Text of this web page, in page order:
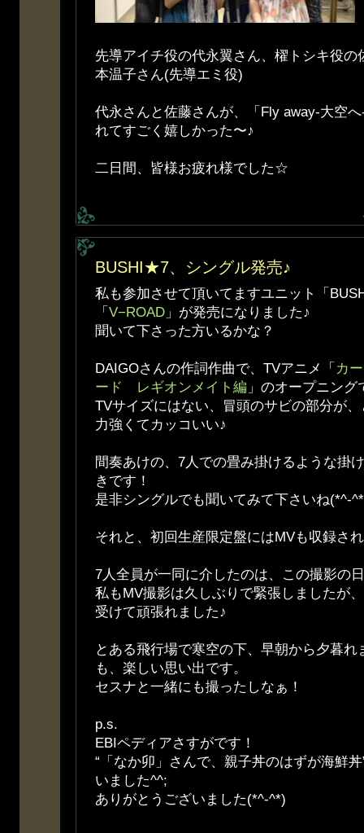
先導アイチ役の代永翼さん、櫂トシキ役の
本温子さん(先導エミ役)
代永さんと佐藤さんが、「Fly away-大空
れてすごく嬉しかった〜♪
二日間、皆様お疲れ様でした☆
BUSHI★7、シングル発売♪
私も参加させて頂いてますユニット「
「 V−ROAD 」が発売になりました♪
聞いて下さった方いるかな？
DAIGOさんの作詞作曲で、TVアニメ「 カ
ード レギオンメイト編 」のオープニング
TVサイズにはない、冒頭のサビの部分が
力強くてカッコいい♪
間奏あけの、7人での畳み掛けるような掛
きです！
是非シングルでも聞いてみて下さいね(*^-
それと、初回生産限定盤にはMVも収録さ
7人全員が一同に介したのは、この撮影の
私もMV撮影は久しぶりで緊張しましたが
受けて頑張れました♪
とある飛行場で寒空の下、早朝から夕暮
も、楽しい思い出です。
セスナと一緒にも撮ったしなぁ！
p.s.
EBIペディアさすがです！
“「なか卯」さんで、親子丼のはずが海鮮
いました^^;
ありがとうございました(*^-^*)